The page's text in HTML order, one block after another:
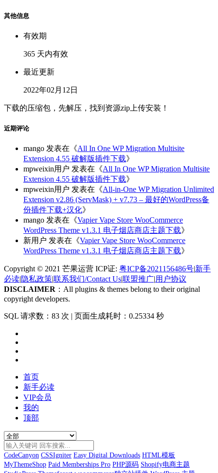
其他信息
有效期
365 天内有效
最近更新
2022年02月12日
下载的压缩包，先解压，找到资源zip上传安装！
近期评论
mango 发表在《All In One WP Migration Multisite
Extension 4.55 破解版插件下载》
mpweixin用户 发表在《All In One WP Migration Multisite
Extension 4.55 破解版插件下载》
mpweixin用户 发表在《All-in-One WP Migration Unlimited
Extension v2.86 (ServMask) + v7.73 – 最好的WordPress备
份插件下载+汉化》
mango 发表在《Vapier Vape Store WooCommerce
WordPress Theme v1.3.1 电子烟店商店主题下载》
新用户 发表在《Vapier Vape Store WooCommerce
WordPress Theme v1.3.1 电子烟店商店主题下载》
Copyright © 2021 芒果运营 ICP证: 粤ICP备2021156486号|新手
必读|隐私政策|联系我们/Contact Us|联盟推广|用户协议
DISCLAIMER ：All plugins & themes belong to their original
copyright developers.
SQL 请求数：83 次 | 页面生成耗时：0.25334 秒
首页
新手必读
VIP会员
我的
顶部
CodeCanyon CSSIgniter Easy Digital Downloads HTML模板
MyThemeShop Paid Memberships Pro PHP源码 Shopify电商主题